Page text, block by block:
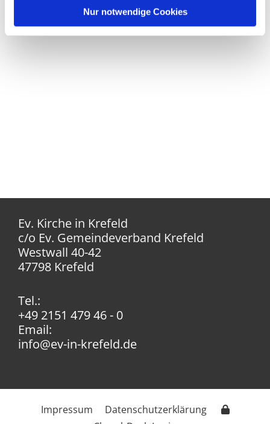
Nur notwendige Cookies
Ev. Kirche in Krefeld
c/o Ev. Gemeindeverband Krefeld
Westwall 40-42
47798 Krefeld
Tel.:
+49 2151 479 46 - 0
Email:
info@ev-in-krefeld.de
Impressum
Datenschutzerklärung